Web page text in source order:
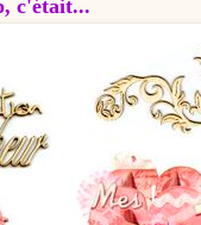
c'était...